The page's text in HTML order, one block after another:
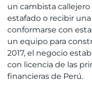
un cambista
estafado o recibir
conformarse con
un equipo para
2017, el negocio
con licencia de las
financieras de Perú.